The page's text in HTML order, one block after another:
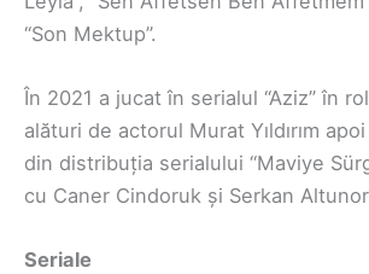
“Son Mektup”.
În 2021 a jucat în serialul “Aziz” în
alături de actorul Murat Yıldırım
din distribuția serialului “Maviye
cu Caner Cindoruk și Serkan
Seriale